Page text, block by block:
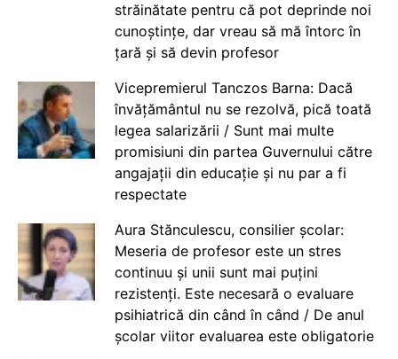
străinătate pentru că pot deprinde noi
cunoștințe, dar vreau să mă întorc în
țară și să devin profesor
Vicepremierul Tanczos Barna: Dacă
învățământul nu se rezolvă, pică toată
legea salarizării / Sunt mai multe
promisiuni din partea Guvernului către
angajații din educație și nu par a fi
respectate
Aura Stănculescu, consilier școlar:
Meseria de profesor este un stres
continuu și unii sunt mai puțini
rezistenți. Este necesară o evaluare
psihiatrică din când în când / De anul
școlar viitor evaluarea este obligatorie